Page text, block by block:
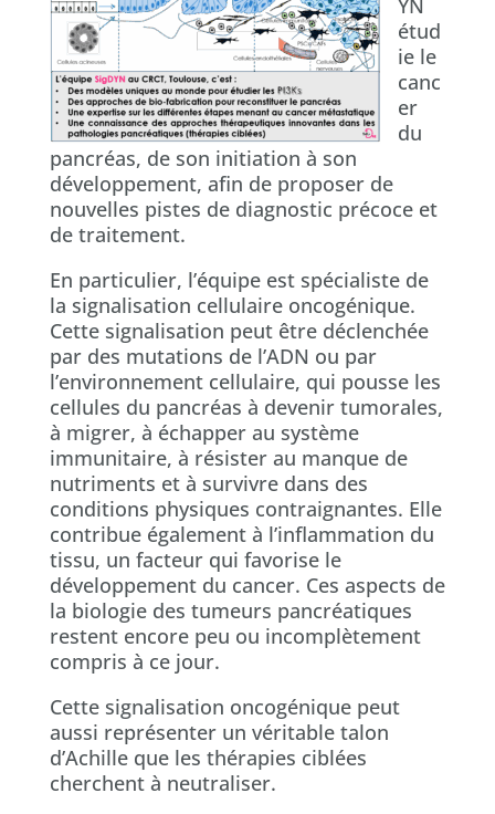
YN
étud
ie le
canc
er
du
pancréas, de son initiation à son
développement, afin de proposer de
nouvelles pistes de diagnostic précoce et
de traitement.
En particulier, l’équipe est spécialiste de
la signalisation cellulaire oncogénique.
Cette signalisation peut être déclenchée
par des mutations de l’ADN ou par
l’environnement cellulaire, qui pousse les
cellules du pancréas à devenir tumorales,
à migrer, à échapper au système
immunitaire, à résister au manque de
nutriments et à survivre dans des
conditions physiques contraignantes. Elle
contribue également à l’inflammation du
tissu, un facteur qui favorise le
développement du cancer. Ces aspects de
la biologie des tumeurs pancréatiques
restent encore peu ou incomplètement
compris à ce jour.
Cette signalisation oncogénique peut
aussi représenter un véritable talon
d’Achille que les thérapies ciblées
cherchent à neutraliser.